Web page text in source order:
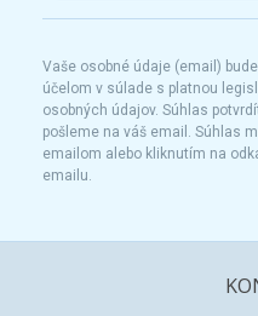
Vaše osobné údaje (email)
účelom v súlade s platnou
osobných údajov. Súhlas
pošleme na váš email. Súhlas
emailom alebo kliknutím na
emailu.